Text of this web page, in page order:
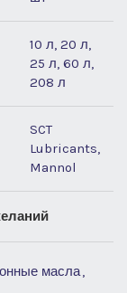
10 л, 20 л,
25 л, 60 л,
208 л
SCT
Lubricants,
Mannol
масла,